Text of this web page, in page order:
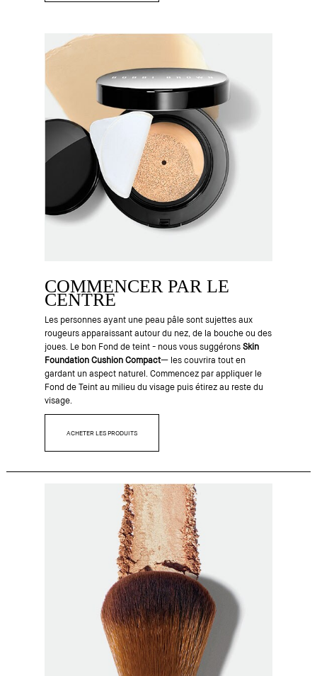
COMMENCER PAR LE
CENTRE
Les personnes ayant une peau pâle sont sujettes aux
rougeurs apparaissant autour du nez, de la bouche ou des
joues. Le bon Fond de teint - nous vous suggérons Skin
Foundation Cushion Compact— les couvrira tout en
gardant un aspect naturel. Commencez par appliquer le
Fond de Teint au milieu du visage puis étirez au reste du
visage.
ACHETER LES PRODUITS